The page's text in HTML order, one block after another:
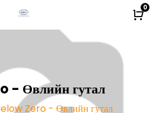
0
- Өвлийн гутал
Zero - Өвлийн гутал